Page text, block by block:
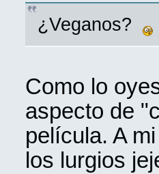
¿Veganos?
Como lo
aspecto de
película. A
los lurgios